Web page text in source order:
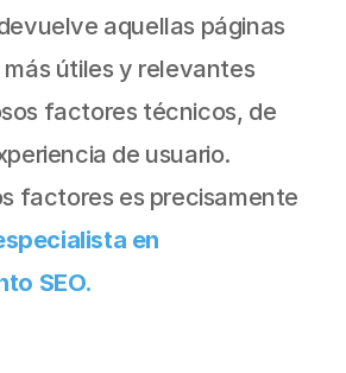
aquellas páginas
útiles y relevantes
factores técnicos, de
de usuario.
factores es precisamente
en
SEO.